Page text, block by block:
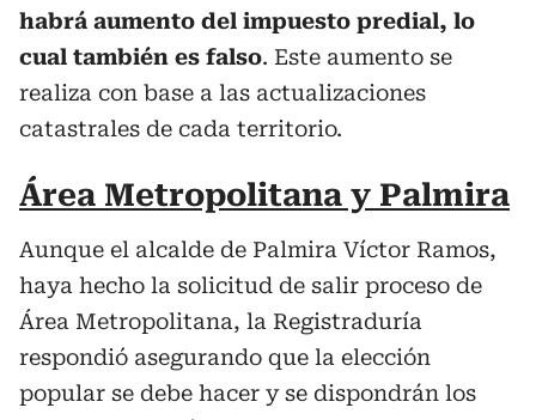
habrá aumento del impuesto predial, lo
cual también es falso. Este aumento se
realiza con base a las actualizaciones
catastrales de cada territorio.
Área Metropolitana y Palmira
Aunque el alcalde de Palmira Víctor Ramos,
haya hecho la solicitud de salir proceso de
Área Metropolitana, la Registraduría
respondió asegurando que la elección
popular se debe hacer y se dispondrán los